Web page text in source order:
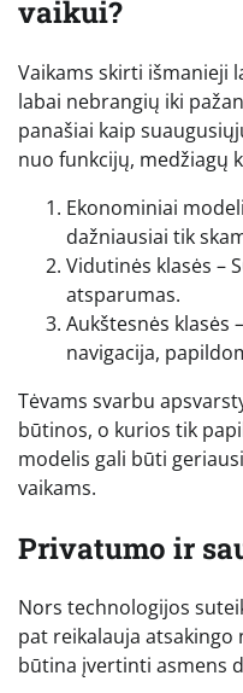
vaikui?
Vaikams skirti išmanieji
labai nebrangių iki
panašiai kaip
nuo funkcijų, medžiagų
Ekonominiai
dažniausiai tik
Vidutinės klasės –
atsparumas.
Aukštesnės klasės
navigacija,
Tėvams svarbu
būtinos, o kurios tik
modelis gali būti
vaikams.
Privatumo ir
Nors technologijos
pat reikalauja
būtina įvertinti asmens